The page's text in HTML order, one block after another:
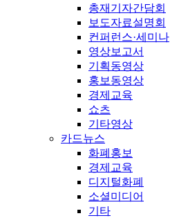
총재기자간담회
보도자료설명회
컨퍼런스·세미나
영상보고서
기획동영상
홍보동영상
경제교육
쇼츠
기타영상
카드뉴스
화폐홍보
경제교육
디지털화폐
소셜미디어
기타